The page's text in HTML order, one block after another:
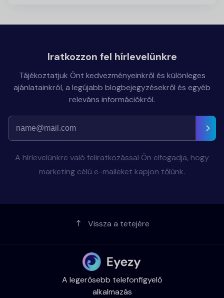
Iratkozzon fel hírlevelünkre
Tájékoztatjuk Önt kedvezményeinkről és különleges
ajánlatainkról, a legújabb blogbejegyzésekről és egyéb
releváns információkról.
A hírlevelünkre való feliratkozással Ön elfogadja, hogy
marketing célú e-maileket kapjon tőlünk.
Vissza a tetejére
A legerősebb telefonfigyelő
alkalmazás